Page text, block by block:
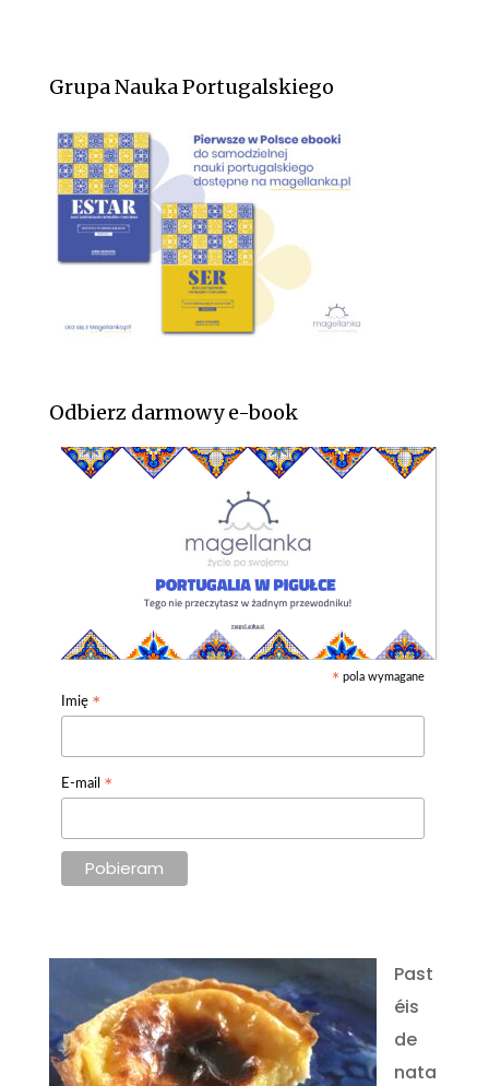
Grupa Nauka Portugalskiego
Odbierz darmowy e-book
* pola wymagane
Imię *
E-mail *
Past
éis
de
nata